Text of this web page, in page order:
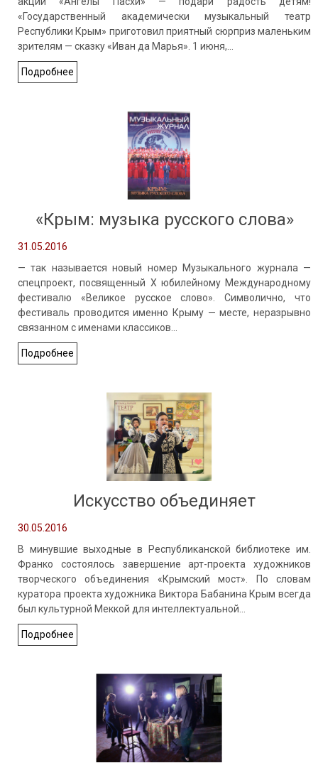
«Государственный академически музыкальный театр
Республики Крым» приготовил приятный сюрприз маленьким
зрителям — сказку «Иван да Марья». 1 июня,…
Подробнее
«Крым: музыка русского слова»
31.05.2016
— так называется новый номер Музыкального журнала —
спецпроект, посвященный Х юбилейному Международному
фестивалю «Великое русское слово». Символично, что
фестиваль проводится именно Крыму — месте, неразрывно
связанном с именами классиков…
Подробнее
Искусство объединяет
30.05.2016
В минувшие выходные в Республиканской библиотеке им.
Франко состоялось завершение арт-проекта художников
творческого объединения «Крымский мост». По словам
куратора проекта художника Виктора Бабанина Крым всегда
был культурной Меккой для интеллектуальной…
Подробнее